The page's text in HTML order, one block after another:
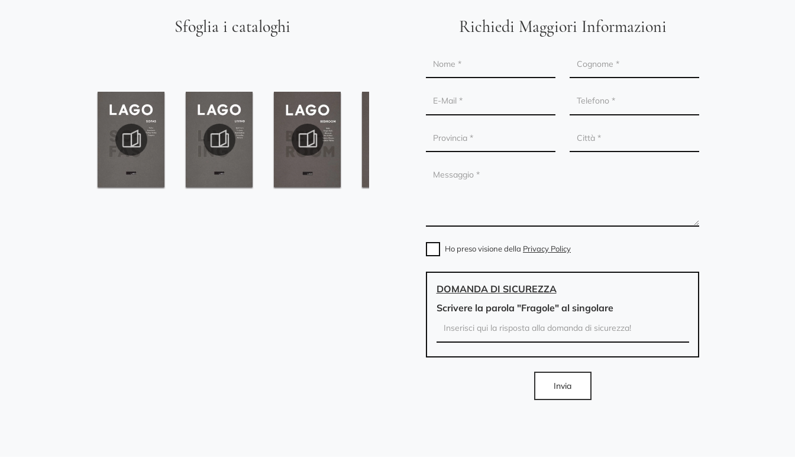
Sfoglia i cataloghi Richiedi Maggiori Informazioni
Ho preso visione della Privacy Policy
DOMANDA DI SICUREZZA
Scrivere la parola "Fragole" al singolare
Invia